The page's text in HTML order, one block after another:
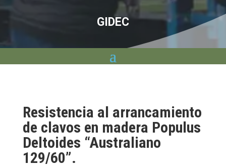
GIDEC
Resistencia al arrancamiento
de clavos en madera Populus
Deltoides “Australiano
129/60”.